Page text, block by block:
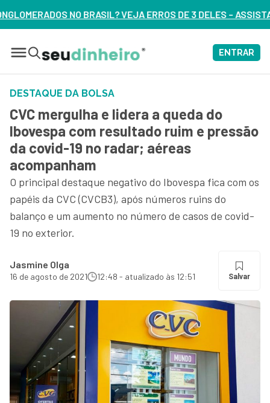
ERROS DE 3 DELES – ASSISTA AGORA
ENTRAR
DESTAQUE DA BOLSA
CVC mergulha e lidera a queda do
Ibovespa com resultado ruim e pressão
da covid-19 no radar; aéreas
acompanham
O principal destaque negativo do Ibovespa fica com os
papéis da CVC (CVCB3), após números ruins do
balanço e um aumento no número de casos de covid-
19 no exterior.
Jasmine Olga
16 de agosto de 2021 12:48 - atualizado às 12:51 Salvar